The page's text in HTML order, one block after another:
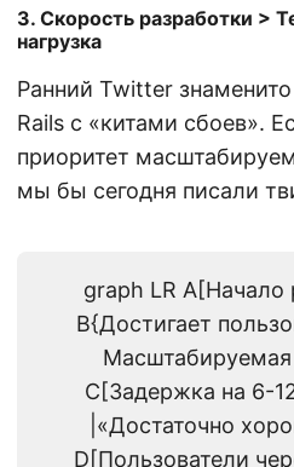
3. Скорость разработки >
нагрузка
Ранний Twitter
Rails с «китами сбоев».
приоритет
мы бы сегодня писали
graph LR A[Начало
B{Достигает
Масштабируемая
C[Задержка на 6-
|«Достаточно
D[Пользователи